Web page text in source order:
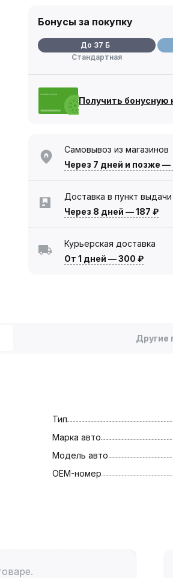
Бонусы за покупку
До 37 Б
Стандартная
Получить бонусную
Самовывоз из магазинов
Через 7 дней и позже —
Доставка в пункт выдачи
Через 8 дней —187 ₽
Курьерская доставка
От 1 дней —300 ₽
Другие
Тип
Марка авто
Модель авто
OEM-номер